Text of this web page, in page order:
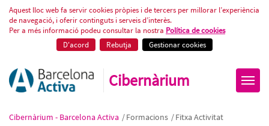
Fitxa Activitat
Aquest lloc web fa servir cookies pròpies i de tercers per millorar l’experiència
de navegació, i oferir continguts i serveis d’interès.
Per a més informació podeu consultar la nostra Política de cookies
D'acord
Rebutja Gestionar cookies
Cibernàrium
Cibernàrium - Barcelona Activa /Formacions /Fitxa Activitat